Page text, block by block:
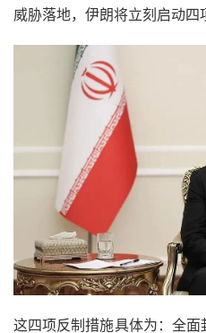
威胁落地，伊朗将立刻启动四
这四项反制措施具体为：全